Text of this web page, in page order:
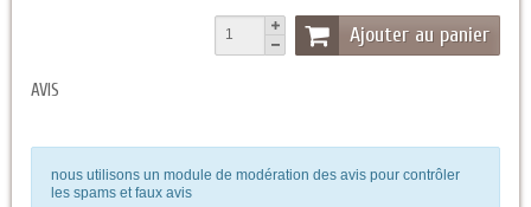
Ajouter au panier
AVIS
nous utilisons un module de modération des avis pour contrôler
les spams et faux avis